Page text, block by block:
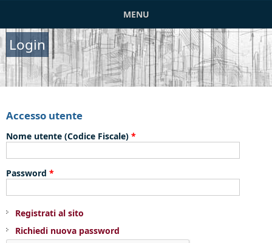
MENU
Login
Accesso utente
Nome utente (Codice Fiscale) *
Password *
Registrati al sito
Richiedi nuova password